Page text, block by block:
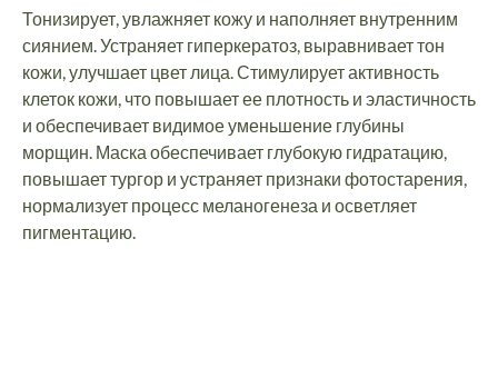
Тонизирует, увлажняет кожу и наполняет внутренним
сиянием. Устраняет гиперкератоз, выравнивает тон
кожи, улучшает цвет лица. Стимулирует активность
клеток кожи, что повышает ее плотность и эластичность
и обеспечивает видимое уменьшение глубины
морщин. Маска обеспечивает глубокую гидратацию,
повышает тургор и устраняет признаки фотостарения,
нормализует процесс меланогенеза и осветляет
пигментацию.